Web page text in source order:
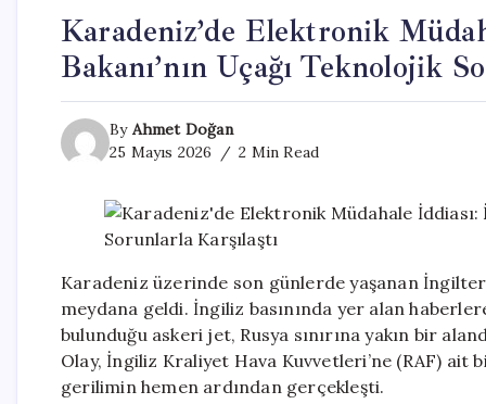
Karadeniz’de Elektronik
Bakanı’nın Uçağı Teknolojik
By Ahmet Doğan
25 Mayıs 2026
2 Min Read
Karadeniz üzerinde son günlerde yaşanan
meydana geldi. İngiliz basınında yer alan
bulunduğu askeri jet, Rusya sınırına yakın bir
Olay, İngiliz Kraliyet Hava Kuvvetleri’ne (RAF) ait
gerilimin hemen ardından gerçekleşti.